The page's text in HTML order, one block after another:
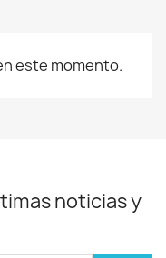
este momento.
noticias y